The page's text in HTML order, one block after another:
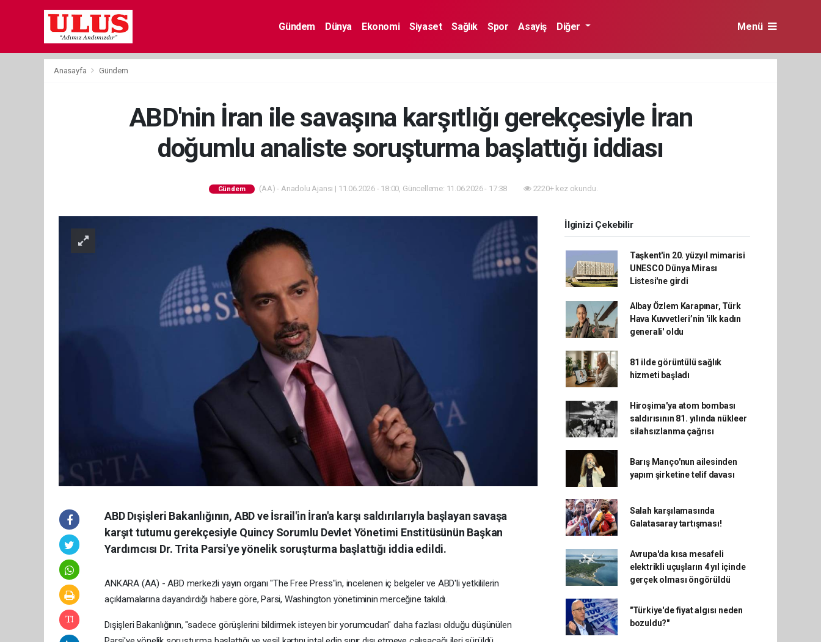
Gündem Dünya Ekonomi Siyaset Sağlık Spor Asayiş Diğer Menü
Anasayfa Gündem
ABD'nin İran ile savaşına karşıtlığı gerekçesiyle İran
doğumlu analiste soruşturma başlattığı iddiası
Gündem (AA) - Anadolu Ajansı | 11.06.2026 - 18:00, Güncelleme: 11.06.2026 - 17:38 2220+ kez okundu.
ABD Dışişleri Bakanlığının, ABD ve İsrail'in İran'a karşı saldırılarıyla başlayan savaşa
karşıt tutumu gerekçesiyle Quincy Sorumlu Devlet Yönetimi Enstitüsünün Başkan
Yardımcısı Dr. Trita Parsi'ye yönelik soruşturma başlattığı iddia edildi.
ANKARA (AA) - ABD merkezli yayın organı "The Free Press"in, incelenen iç belgeler ve ABD'li yetkililerin
açıklamalarına dayandırdığı habere göre, Parsi, Washington yönetiminin merceğine takıldı.
Dışişleri Bakanlığının, "sadece görüşlerini bildirmek isteyen bir yorumcudan" daha fazlası olduğu düşünülen
İlginizi Çekebilir
Taşkent'in 20. yüzyıl mimarisi
UNESCO Dünya Mirası
Listesi'ne girdi
Albay Özlem Karapınar, Türk
Hava Kuvvetleri’nin 'ilk kadın
generali' oldu
81 ilde görüntülü sağlık
hizmeti başladı
Hiroşima'ya atom bombası
saldırısının 81. yılında nükleer
silahsızlanma çağrısı
Barış Manço'nun ailesinden
yapım şirketine telif davası
Salah karşılamasında
Galatasaray tartışması!
Avrupa'da kısa mesafeli
elektrikli uçuşların 4 yıl içinde
gerçek olması öngörüldü
"Türkiye'de fiyat algısı neden
bozuldu?"